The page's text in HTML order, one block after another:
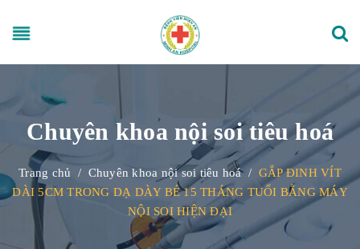
Chuyên khoa nội soi tiêu hoá
Trang chủ / Chuyên khoa nội soi tiêu hoá / GẮP ĐINH VÍT
DÀI 5CM TRONG DẠ DÀY BÉ 15 THÁNG TUỔI BẰNG MÁY
NỘI SOI HIỆN ĐẠI